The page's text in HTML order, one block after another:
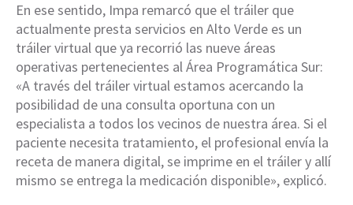
En ese sentido, Impa remarcó que el tráiler que
actualmente presta servicios en Alto Verde es un
tráiler virtual que ya recorrió las nueve áreas
operativas pertenecientes al Área Programática Sur:
«A través del tráiler virtual estamos acercando la
posibilidad de una consulta oportuna con un
especialista a todos los vecinos de nuestra área. Si el
paciente necesita tratamiento, el profesional envía la
receta de manera digital, se imprime en el tráiler y allí
mismo se entrega la medicación disponible», explicó.